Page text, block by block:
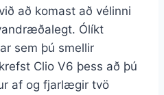
að komast að vélinni
Ólíkt
sem þú smellir
Clio V6 þess að þú
af og fjarlægir tvö